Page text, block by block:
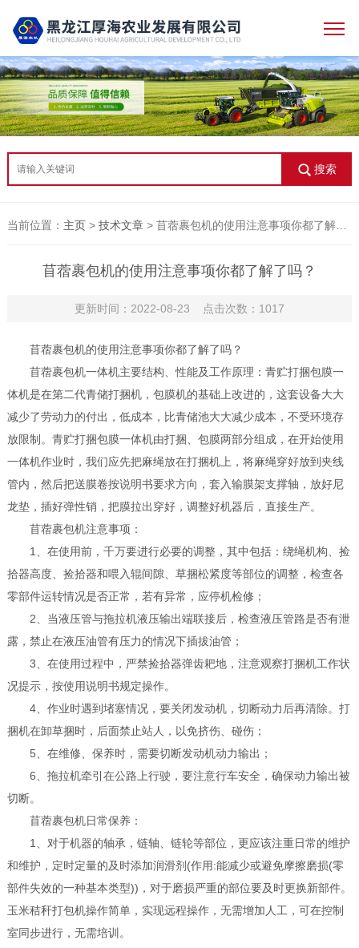
搜索
当前位置： 主页> 技术文章> 苜蓿裹包机的使用注意事项你都了解了吗？
苜蓿裹包机的使用注意事项你都了解了吗？
更新时间：2022-08-23 点击次数：1017
苜蓿裹包机的使用注意事项你都了解了吗？
苜蓿裹包机一体机主要结构、性能及工作原理：青贮打捆包膜一
体机是在第二代青储打捆机，包膜机的基础上改进的，这套设备大大
减少了劳动力的付出，低成本，比青储池大大减少成本，不受环境存
放限制。青贮打捆包膜一体机由打捆、包膜两部分组成，在开始使用
一体机作业时，我们应先把麻绳放在打捆机上，将麻绳穿好放到夹线
管内，然后把送膜卷按说明书要求方向，套入输膜架支撑轴，放好尼
龙垫，插好弹性销，把膜拉出穿好，调整好机器后，直接生产。
苜蓿裹包机注意事项：
1、在使用前，千万要进行必要的调整，其中包括：绕绳机构、捡
拾器高度、捡拾器和喂入辊间隙、草捆松紧度等部位的调整，检查各
零部件运转情况是否正常，若有异常，应停机检修；
2、当液压管与拖拉机液压输出端联接后，检查液压管路是否有泄
露，禁止在液压油管有压力的情况下插拔油管；
3、在使用过程中，严禁捡拾器弹齿耙地，注意观察打捆机工作状
况提示，按使用说明书规定操作。
4、作业时遇到堵塞情况，要关闭发动机，切断动力后再清除。打
捆机在卸草捆时，后面禁止站人，以免挤伤、碰伤；
5、在维修、保养时，需要切断发动机动力输出；
6、拖拉机牵引在公路上行驶，要注意行车安全，确保动力输出被
切断。
苜蓿裹包机日常保养：
1、对于机器的轴承，链轴、链轮等部位，更应该注重日常的维护
和维护，定时定量的及时添加润滑剂(作用:能减少或避免摩擦磨损(零
部件失效的一种基本类型))，对于磨损严重的部位要及时更换新部件。
玉米秸秆打包机操作简单，实现远程操作，无需增加人工，可在控制
室同步进行，无需培训。